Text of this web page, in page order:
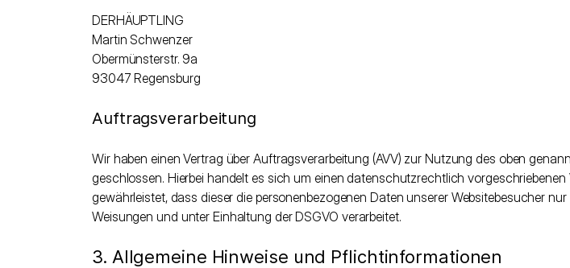
DERHÄUPTLING
Martin Schwenzer
Obermünsterstr. 9a
93047 Regensburg
Auftragsverarbeitung
Wir haben einen Vertrag über Auftragsverarbeitung (AVV) zur Nutzung des oben
geschlossen. Hierbei handelt es sich um einen datenschutzrechtlich vorgeschriebenen
gewährleistet, dass dieser die personenbezogenen Daten unserer Websitebesucher
Weisungen und unter Einhaltung der DSGVO verarbeitet.
3. Allgemeine Hinweise und Pflichtinformationen